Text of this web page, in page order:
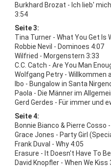
Burkhard Brozat - Ich lieb'
3:54
Seite 3:
Tina Turner - What You Get Is
Robbie Nevil - Dominoes 4:07
Wilfried - Morgenstern 3:33
C.C. Catch - Are You Man
Wolfgang Petry - Willkommen
Ibo - Bungalow in Santa
Paola - Die Männer im
Gerd Gerdes - Für immer und
Seite 4:
Bonnie Bianco & Pierre Cosso
Grace Jones - Party Girl
Frank Duval - Why 4:05
Erasure - It Doesn't Have To Be
David Knopfler - When We Kiss